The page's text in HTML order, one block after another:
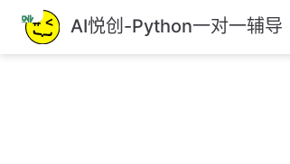
跳
至
主
AI悦创-Python一对一辅导